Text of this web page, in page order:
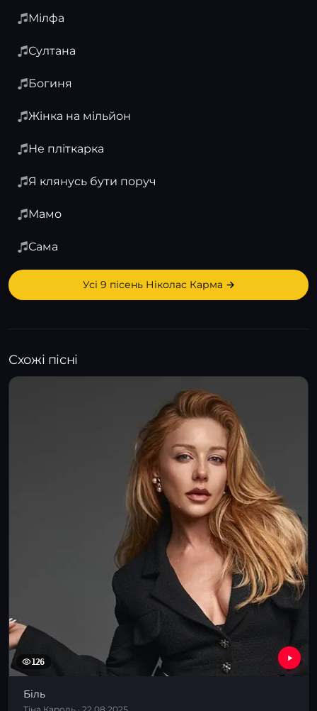
Мілфа
Султана
Богиня
Жінка на мільйон
Не пліткарка
Я клянусь бути поруч
Мамо
Сама
Усі 9 пісень Ніколас Карма →
Схожі пісні
126
Біль